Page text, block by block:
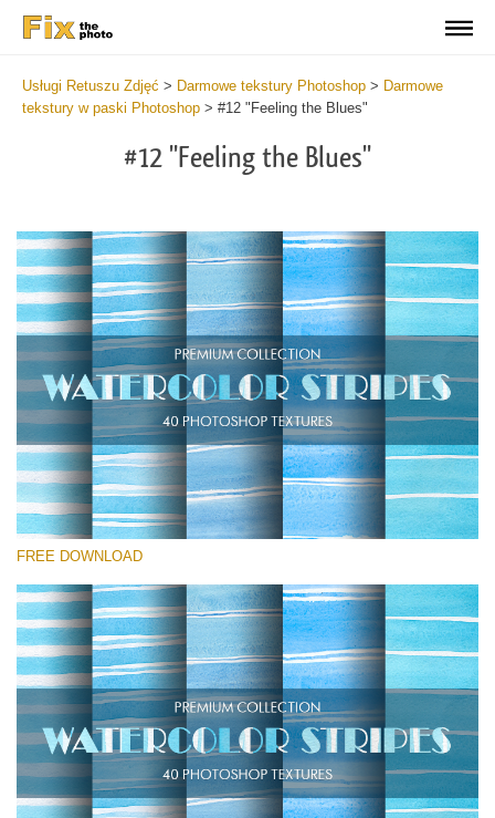
Usługi Retuszu Zdjęć > Darmowe tekstury Photoshop > Darmowe
tekstury w paski Photoshop > #12 "Feeling the Blues"
#12 "Feeling the Blues"
Proszę wybrać
Small 800*533px
Stripes Watercolor
(25 Textures)
Large 6000*4000px
Entire Collection
(1783 Overlays)
FREE DOWNLOAD